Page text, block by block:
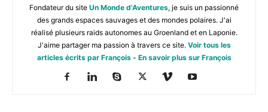
Fondateur du site Un Monde d'Aventures, je suis un passionné
des grands espaces sauvages et des mondes polaires. J'ai
réalisé plusieurs raids autonomes au Groenland et en Laponie.
J'aime partager ma passion à travers ce site. Voir tous les
articles écrits par François- En savoir plus sur François